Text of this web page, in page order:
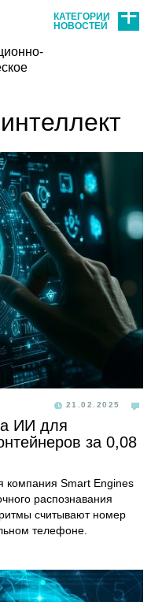
КАТЕГОРИИ
НОВОСТЕЙ
21.02.2025
ИИ для
за 0,08
компания Smart Engines
распознавания
считывают номер
телефоне.